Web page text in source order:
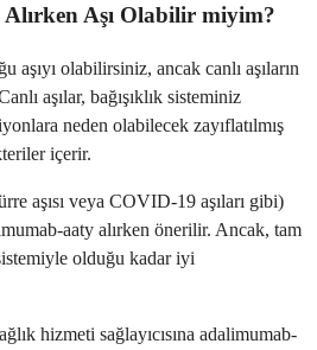
Aşı Olabilir miyim?
aşıyı olabilirsiniz, ancak canlı aşıların
aşılar, bağışıklık sisteminiz
neden olabilecek zayıflatılmış
içerir.
aşısı veya COVID-19 aşıları gibi)
aaty alırken önerilir. Ancak, tam
olduğu kadar iyi
hizmeti sağlayıcısına adalimumab-